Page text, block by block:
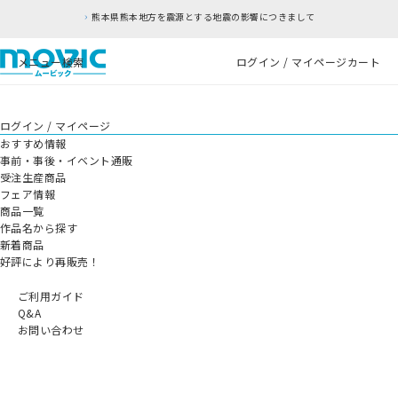
熊本県熊本地方を震源とする地震の影響につきまして
メニュー検索 ログイン / マイページカート
ログイン / マイページ
おすすめ情報
事前・事後・イベント通販
受注生産商品
フェア情報
商品一覧
作品名から探す
新着商品
好評により再販売！
ご利用ガイド
Q&A
お問い合わせ